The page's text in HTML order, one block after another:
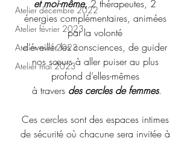
Atelier décembre 2022
Atelier février 2023
Atelier avril 2023
Atelier mai 2023
et moi-même, 2 thérapeutes, 2
énergies complémentaires, animées
par la volonté
d’éveiller les consciences, de guider
nos sœurs à aller puiser au plus
profond d’elles-mêmes
à travers des cercles de femmes.
Ces cercles sont des espaces intimes
de sécurité où chacune sera invitée à